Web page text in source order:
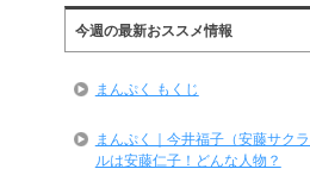
今週の最新おススメ情報
まんぷく もくじ
まんぷく｜今井福子（安藤サク
ルは安藤仁子！どんな人物？